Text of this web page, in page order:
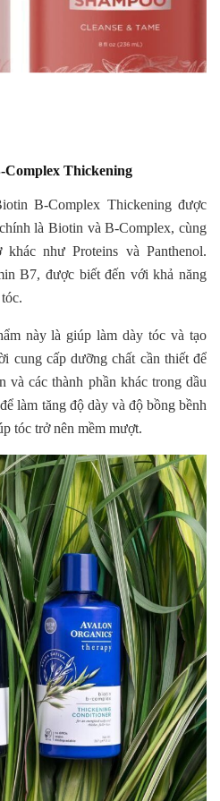
Complex Thickening
B-Complex Thickening được
là Biotin và B-Complex, cùng
như Proteins và Panthenol.
B7, được biết đến với khả năng
này là giúp làm dày tóc và tạo
cung cấp dưỡng chất cần thiết để
và các thành phần khác trong dầu
làm tăng độ dày và độ bồng bềnh
tóc trở nên mềm mượt.